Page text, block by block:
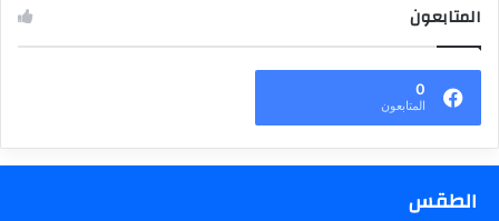
المتابعون
0
المتابعون
الطقس